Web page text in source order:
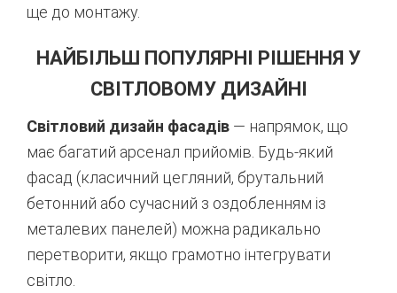
ще до монтажу.
НАЙБІЛЬШ ПОПУЛЯРНІ РІШЕННЯ У
СВІТЛОВОМУ ДИЗАЙНІ
Світловий дизайн фасадів — напрямок, що
має багатий арсенал прийомів. Будь-який
фасад (класичний цегляний, брутальний
бетонний або сучасний з оздобленням із
металевих панелей) можна радикально
перетворити, якщо грамотно інтегрувати
світло.